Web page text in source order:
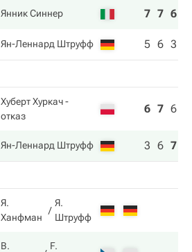
Янник Синнер 7 7 6
Ян-Леннард Штруфф 5 6 3
Хуберт Хуркач-
отказ
6 7 6
Ян-Леннард Штруфф 3 6 7
Я.
Ханфман
Я.
Штруфф
В.
F.